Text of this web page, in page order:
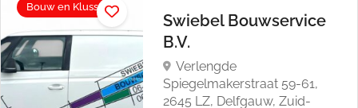
Bouw en Klussen
Swiebel Bouwservice
B.V.
Verlengde
Spiegelmakerstraat 59-61,
2645 LZ, Delfgauw, Zuid-